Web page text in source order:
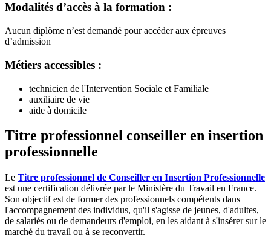
Modalités d’accès à la formation :
Aucun diplôme n’est demandé pour accéder aux épreuves
d’admission
Métiers accessibles :
technicien de l'Intervention Sociale et Familiale
auxiliaire de vie
aide à domicile
Titre professionnel conseiller en insertion
professionnelle
Le Titre professionnel de Conseiller en Insertion Professionnelle
est une certification délivrée par le Ministère du Travail en France.
Son objectif est de former des professionnels compétents dans
l'accompagnement des individus, qu'il s'agisse de jeunes, d'adultes,
de salariés ou de demandeurs d'emploi, en les aidant à s'insérer sur le
marché du travail ou à se reconvertir.